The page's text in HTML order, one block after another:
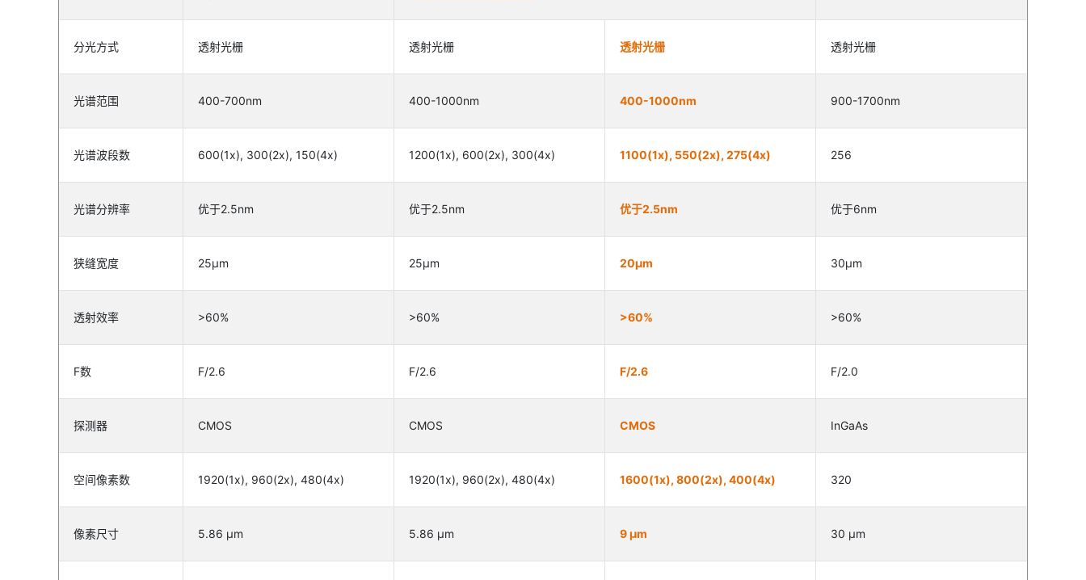
分光方式 透射光栅 透射光栅 透射光栅 透射光栅
光谱范围 400-700nm 400-1000nm 400-1000nm 900-1700nm
光谱波段数 600(1x), 300(2x), 150(4x) 1200(1x), 600(2x), 300(4x) 1100(1x), 550(2x), 275(4x) 256
光谱分辨率 优于2.5nm 优于2.5nm 优于2.5nm 优于6nm
狭缝宽度 25µm 25µm 20µm 30µm
透射效率 >60% >60% >60% >60%
F数 F/2.6 F/2.6 F/2.6 F/2.0
探测器 CMOS CMOS CMOS InGaAs
空间像素数 1920(1x), 960(2x), 480(4x) 1920(1x), 960(2x), 480(4x) 1600(1x), 800(2x), 400(4x) 320
像素尺寸 5.86 µm 5.86 µm 9 µm 30 µm